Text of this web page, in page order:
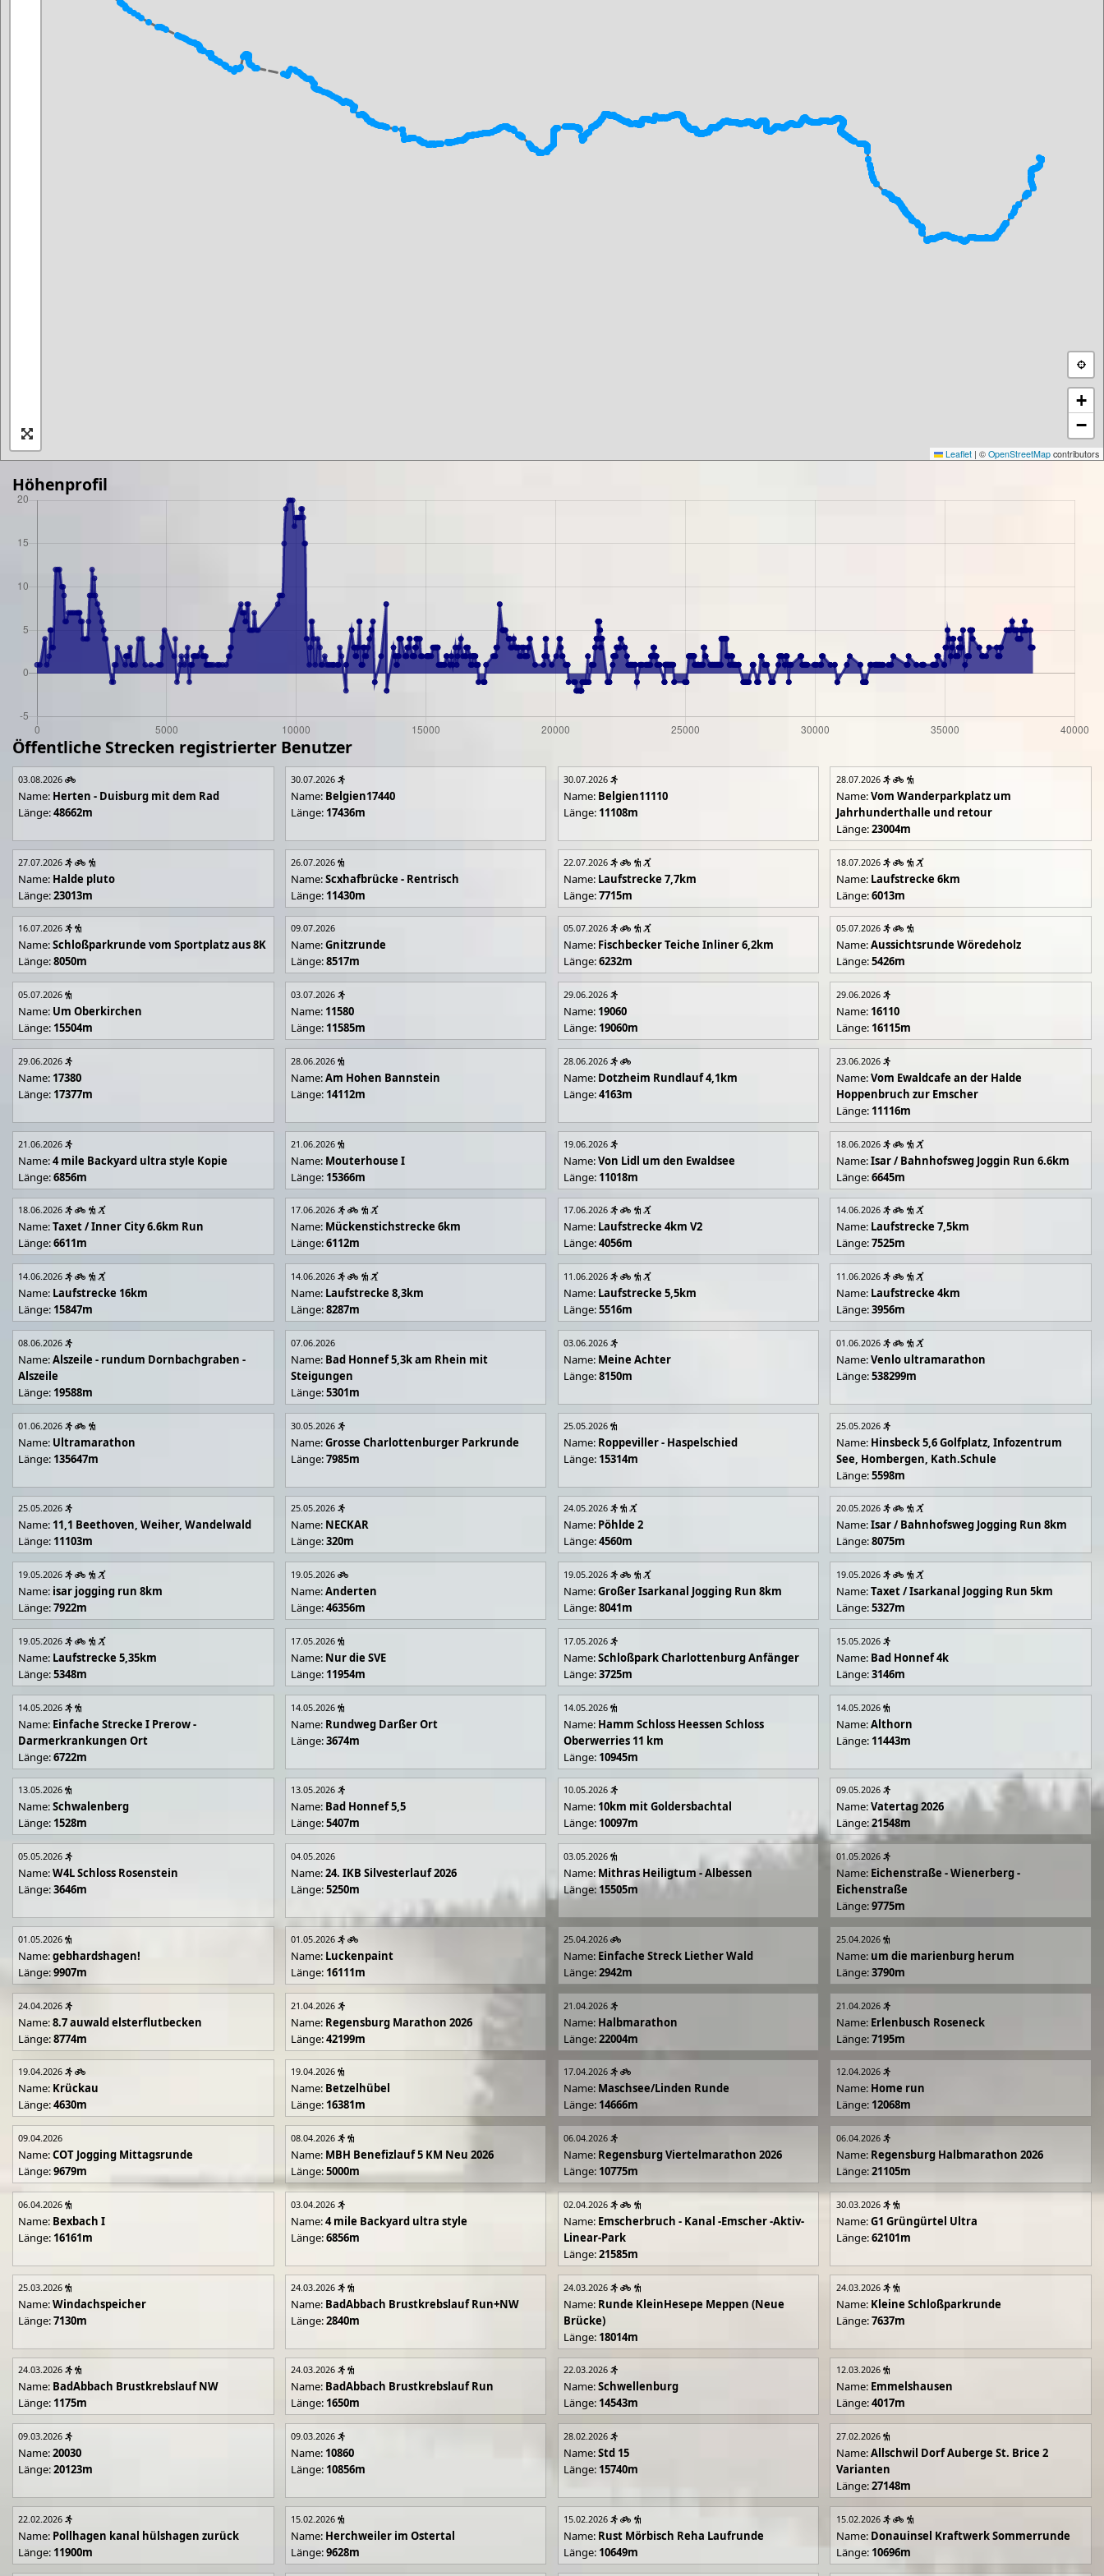
+
−
Leaflet | © OpenStreetMap contributors
Höhenprofil
Öffentliche Strecken registrierter Benutzer
03.08.2026
Name: Herten - Duisburg mit dem Rad
Länge:48662m
30.07.2026
Name: Belgien17440
Länge: 17436m
30.07.2026
Name: Belgien11110
Länge: 11108m
28.07.2026
Name:Vom Wanderparkplatz um
Jahrhunderthalle und retour
Länge:23004m
27.07.2026
Name: Halde pluto
Länge:23013m
26.07.2026
Name:Scxhafbrücke - Rentrisch
Länge: 11430m
22.07.2026
Name: Laufstrecke 7,7km
Länge:7715m
18.07.2026
Name: Laufstrecke 6km
Länge:6013m
16.07.2026
Name:Schloßparkrunde vom Sportplatz aus 8K
Länge:8050m
09.07.2026
Name:Gnitzrunde
Länge:8517m
05.07.2026
Name: Fischbecker Teiche Inliner 6,2km
Länge:6232m
05.07.2026
Name:Aussichtsrunde Wöredeholz
Länge:5426m
05.07.2026
Name: Um Oberkirchen
Länge: 15504m
03.07.2026
Name: 11580
Länge: 11585m
29.06.2026
Name: 19060
Länge: 19060m
29.06.2026
Name: 16110
Länge: 16115m
29.06.2026
Name: 17380
Länge: 17377m
28.06.2026
Name:Am Hohen Bannstein
Länge: 14112m
28.06.2026
Name: Dotzheim Rundlauf 4,1km
Länge:4163m
23.06.2026
Name:Vom Ewaldcafe an der Halde
Hoppenbruch zur Emscher
Länge: 11116m
21.06.2026
Name:4 mile Backyard ultra style Kopie
Länge:6856m
21.06.2026
Name: Mouterhouse I
Länge: 15366m
19.06.2026
Name:Von Lidl um den Ewaldsee
Länge: 11018m
18.06.2026
Name:Isar / Bahnhofsweg Joggin Run 6.6km
Länge:6645m
18.06.2026
Name:Taxet / Inner City 6.6km Run
Länge:6611m
17.06.2026
Name: Mückenstichstrecke 6km
Länge:6112m
17.06.2026
Name: Laufstrecke 4km V2
Länge:4056m
14.06.2026
Name: Laufstrecke 7,5km
Länge:7525m
14.06.2026
Name: Laufstrecke 16km
Länge: 15847m
14.06.2026
Name: Laufstrecke 8,3km
Länge:8287m
11.06.2026
Name: Laufstrecke 5,5km
Länge:5516m
11.06.2026
Name: Laufstrecke 4km
Länge:3956m
08.06.2026
Name:Alszeile - rundum Dornbachgraben -
Alszeile
Länge: 19588m
07.06.2026
Name: Bad Honnef 5,3k am Rhein mit
Steigungen
Länge:5301m
03.06.2026
Name: Meine Achter
Länge:8150m
01.06.2026
Name:Venlo ultramarathon
Länge:538299m
01.06.2026
Name: Ultramarathon
Länge: 135647m
30.05.2026
Name:Grosse Charlottenburger Parkrunde
Länge:7985m
25.05.2026
Name: Roppeviller - Haspelschied
Länge: 15314m
25.05.2026
Name: Hinsbeck 5,6 Golfplatz, Infozentrum
See, Hombergen, Kath.Schule
Länge:5598m
25.05.2026
Name: 11,1 Beethoven, Weiher, Wandelwald
Länge: 11103m
25.05.2026
Name: NECKAR
Länge:320m
24.05.2026
Name: Pöhlde 2
Länge:4560m
20.05.2026
Name:Isar / Bahnhofsweg Jogging Run 8km
Länge:8075m
19.05.2026
Name: isar jogging run 8km
Länge:7922m
19.05.2026
Name:Anderten
Länge:46356m
19.05.2026
Name:Großer Isarkanal Jogging Run 8km
Länge:8041m
19.05.2026
Name:Taxet / Isarkanal Jogging Run 5km
Länge:5327m
19.05.2026
Name: Laufstrecke 5,35km
Länge:5348m
17.05.2026
Name: Nur die SVE
Länge: 11954m
17.05.2026
Name:Schloßpark Charlottenburg Anfänger
Länge:3725m
15.05.2026
Name: Bad Honnef 4k
Länge:3146m
14.05.2026
Name: Einfache Strecke I Prerow -
Darmerkrankungen Ort
Länge:6722m
14.05.2026
Name: Rundweg Darßer Ort
Länge:3674m
14.05.2026
Name: Hamm Schloss Heessen Schloss
Oberwerries 11 km
Länge: 10945m
14.05.2026
Name:Althorn
Länge: 11443m
13.05.2026
Name:Schwalenberg
Länge: 1528m
13.05.2026
Name: Bad Honnef 5,5
Länge:5407m
10.05.2026
Name: 10km mit Goldersbachtal
Länge: 10097m
09.05.2026
Name:Vatertag 2026
Länge:21548m
05.05.2026
Name:W4L Schloss Rosenstein
Länge:3646m
04.05.2026
Name:24. IKB Silvesterlauf 2026
Länge:5250m
03.05.2026
Name: Mithras Heiligtum - Albessen
Länge:15505m
01.05.2026
Name: Eichenstraße - Wienerberg -
Eichenstraße
Länge:9775m
01.05.2026
Name:gebhardshagen!
Länge:9907m
01.05.2026
Name: Luckenpaint
Länge: 16111m
25.04.2026
Name: Einfache Streck Liether Wald
Länge:2942m
25.04.2026
Name: um die marienburg herum
Länge:3790m
24.04.2026
Name:8.7 auwald elsterflutbecken
Länge:8774m
21.04.2026
Name: Regensburg Marathon 2026
Länge:42199m
21.04.2026
Name: Halbmarathon
Länge:22004m
21.04.2026
Name: Erlenbusch Roseneck
Länge:7195m
19.04.2026
Name: Krückau
Länge:4630m
19.04.2026
Name: Betzelhübel
Länge: 16381m
17.04.2026
Name: Maschsee/Linden Runde
Länge: 14666m
12.04.2026
Name: Home run
Länge: 12068m
09.04.2026
Name:COT Jogging Mittagsrunde
Länge:9679m
08.04.2026
Name: MBH Benefizlauf 5 KM Neu 2026
Länge:5000m
06.04.2026
Name: Regensburg Viertelmarathon 2026
Länge: 10775m
06.04.2026
Name: Regensburg Halbmarathon 2026
Länge:21105m
06.04.2026
Name: Bexbach I
Länge: 16161m
03.04.2026
Name:4 mile Backyard ultra style
Länge:6856m
02.04.2026
Name: Emscherbruch - Kanal -Emscher -Aktiv-
Linear-Park
Länge:21585m
30.03.2026
Name:G1 Grüngürtel Ultra
Länge:62101m
25.03.2026
Name:Windachspeicher
Länge:7130m
24.03.2026
Name: BadAbbach Brustkrebslauf Run+NW
Länge:2840m
24.03.2026
Name: Runde KleinHesepe Meppen (Neue
Brücke)
Länge: 18014m
24.03.2026
Name: Kleine Schloßparkrunde
Länge:7637m
24.03.2026
Name: BadAbbach Brustkrebslauf NW
Länge: 1175m
24.03.2026
Name: BadAbbach Brustkrebslauf Run
Länge: 1650m
22.03.2026
Name:Schwellenburg
Länge: 14543m
12.03.2026
Name: Emmelshausen
Länge:4017m
09.03.2026
Name:20030
Länge:20123m
09.03.2026
Name: 10860
Länge: 10856m
28.02.2026
Name:Std 15
Länge: 15740m
27.02.2026
Name:Allschwil Dorf Auberge St. Brice 2
Varianten
Länge:27148m
22.02.2026
Name: Pollhagen kanal hülshagen zurück
Länge: 11900m
15.02.2026
Name: Herchweiler im Ostertal
Länge:9628m
15.02.2026
Name: Rust Mörbisch Reha Laufrunde
Länge: 10649m
15.02.2026
Name: Donauinsel Kraftwerk Sommerrunde
Länge: 10696m